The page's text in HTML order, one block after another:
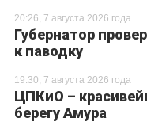
20:26, 7 августа 2026 года
Губернатор
к паводку
19:30, 7 августа 2026 года
ЦПКиО –
берегу Амура